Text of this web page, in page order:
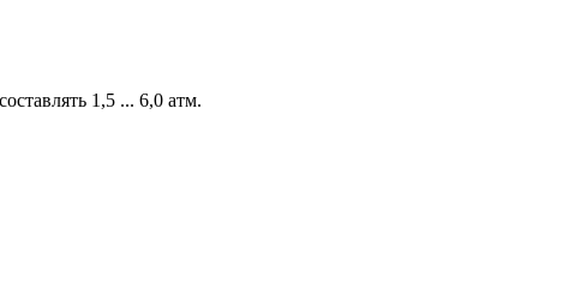
1,5 ... 6,0 атм.